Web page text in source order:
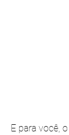
E para você,